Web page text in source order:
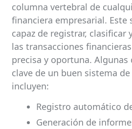
columna vertebral de
financiera empresarial. Este
capaz de registrar, clasificar
las transacciones
precisa y oportuna. Algunas
clave de un buen sistema
incluyen:
Registro automático
Generación de